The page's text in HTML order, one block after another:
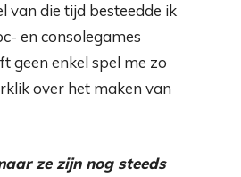
van die tijd besteedde ik
en consolegames
geen enkel spel me zo
over het maken van
ze zijn nog steeds